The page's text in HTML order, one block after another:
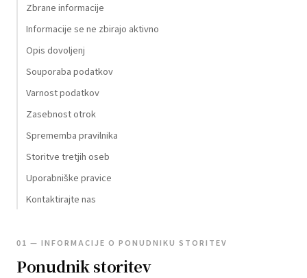
Zbrane informacije
Informacije se ne zbirajo aktivno
Opis dovoljenj
Souporaba podatkov
Varnost podatkov
Zasebnost otrok
Sprememba pravilnika
Storitve tretjih oseb
Uporabniške pravice
Kontaktirajte nas
01 — INFORMACIJE O PONUDNIKU STORITEV
Ponudnik storitev